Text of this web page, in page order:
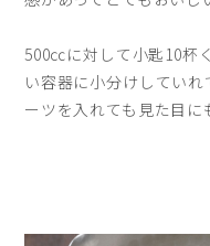
500㏄に対して小匙10杯
い容器に小分けしてい
ーツを入れても見た目に